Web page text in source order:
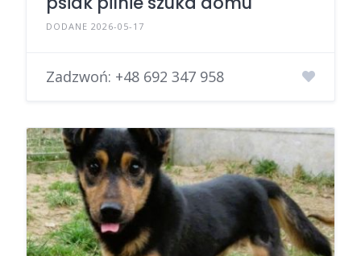
DODANE 2026-05-17
Zadzwoń: +48 692 347 958